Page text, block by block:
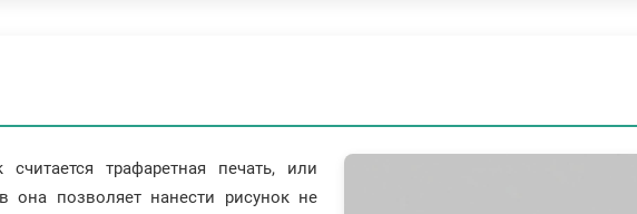
трафаретная печать, или
она позволяет нанести рисунок не